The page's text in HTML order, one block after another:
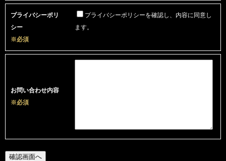
プライバシーポリ
シー
※必須
プライバシーポリシーを確認し、内容に同意し
ます。
お問い合わせ内容
※必須